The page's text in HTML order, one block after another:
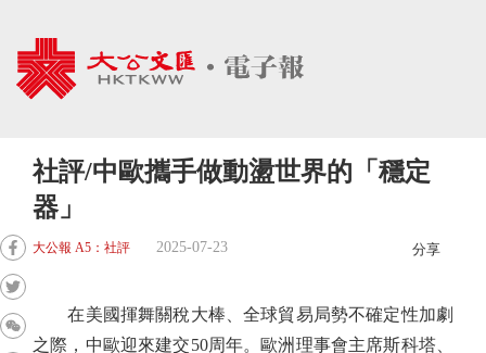
社評/中歐攜手做動盪世界的「穩定
器」
大公報 A5：社評 2025-07-23 分享
在美國揮舞關稅大棒、全球貿易局勢不確定性加劇
之際，中歐迎來建交50周年。歐洲理事會主席斯科塔、